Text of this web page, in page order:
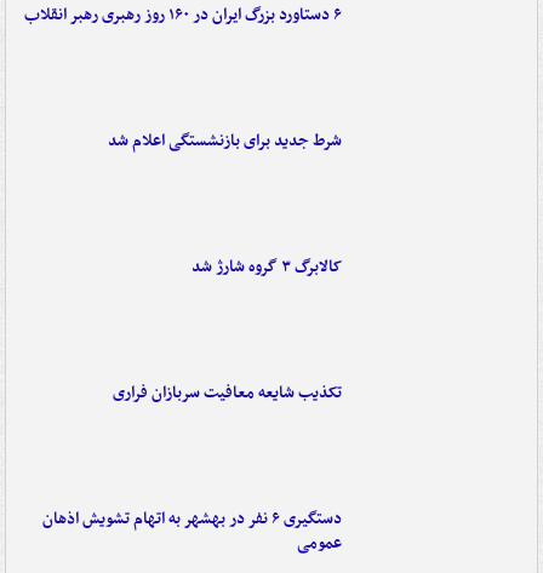
۶ دستاورد بزرگ ایران در ۱۶۰ روز رهبری رهبر انقلاب
شرط جدید برای بازنشستگی اعلام شد
کالابرگ ۳ گروه شارژ شد
تکذیب شایعه معافیت سربازان فراری
دستگیری ۶ نفر در بهشهر به اتهام تشویش اذهان
عمومی